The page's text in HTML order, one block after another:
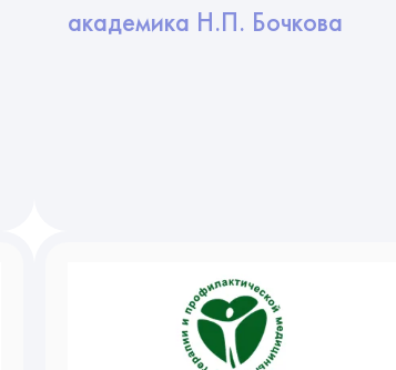
академика Н.П. Бочкова